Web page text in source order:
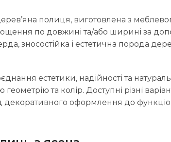
полиця, виготовлена з
по довжині та/або ширині за
зносостійка і естетична порода
естетики, надійності та
та колір. Доступні різні
декоративного оформлення до